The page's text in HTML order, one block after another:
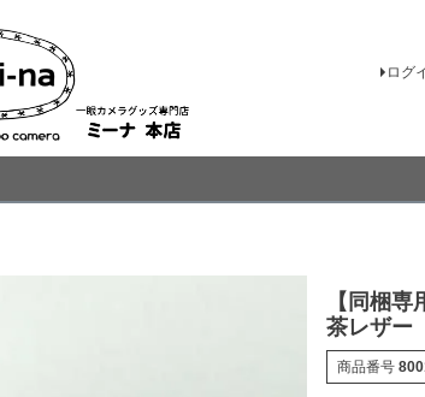
ログ
【同梱
茶レザー
商品番号